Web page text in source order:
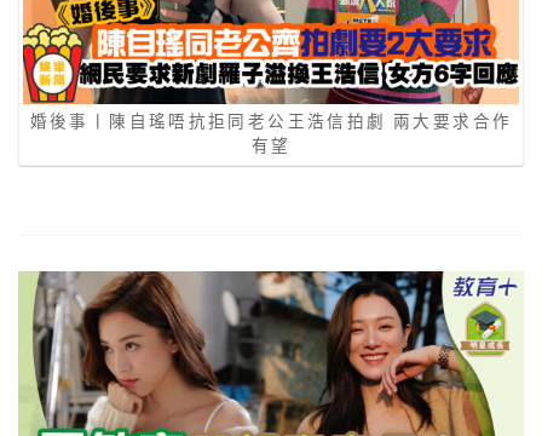
婚後事丨陳自瑤唔抗拒同老公王浩信拍劇 兩大要求合作
有望